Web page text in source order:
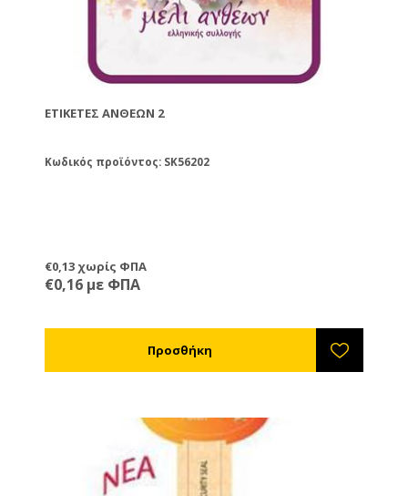
ΕΤΙΚΈΤΕΣ ΑΝΘΈΩΝ 2
Κωδικός προϊόντος: SK56202
€0,13 χωρίς ΦΠΑ
€0,16 με ΦΠΑ